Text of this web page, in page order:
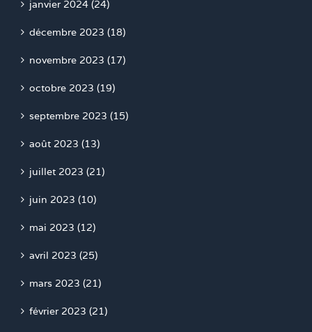
janvier 2024 (24)
décembre 2023 (18)
novembre 2023 (17)
octobre 2023 (19)
septembre 2023 (15)
août 2023 (13)
juillet 2023 (21)
juin 2023 (10)
mai 2023 (12)
avril 2023 (25)
mars 2023 (21)
février 2023 (21)